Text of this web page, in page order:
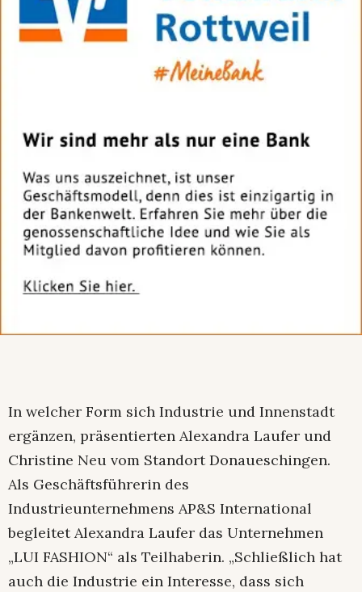
In welcher Form sich Industrie und Innenstadt
ergänzen, präsentierten Alexandra Laufer und
Christine Neu vom Standort Donaueschingen.
Als Geschäftsführerin des
Industrieunternehmens AP&S International
begleitet Alexandra Laufer das Unternehmen
„LUI FASHION“ als Teilhaberin. „Schließlich hat
auch die Industrie ein Interesse, dass sich